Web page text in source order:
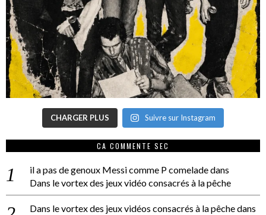
CHARGER PLUS Suivre sur Instagram
CA COMMENTE SEC
il a pas de genoux Messi comme P comeladedans
Dans le vortex des jeux vidéo consacrés à la pêche
Dans le vortex des jeux vidéos consacrés à la pêchedans